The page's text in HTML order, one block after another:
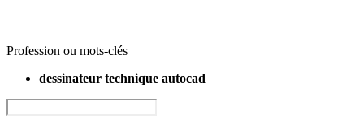
Profession ou mots-clés
dessinateur technique autocad